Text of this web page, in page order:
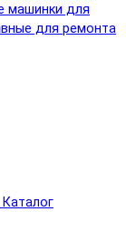
машинки для
для ремонта
Каталог